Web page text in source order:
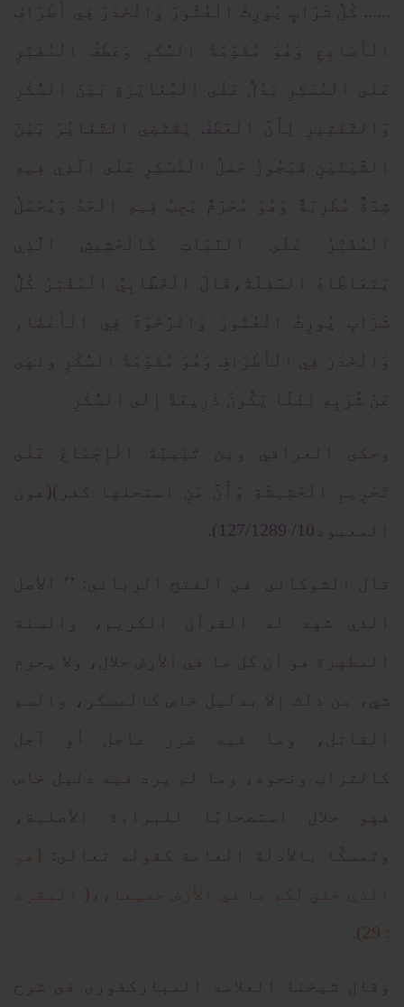
...... كُلُّ شَرَابٍ يُورِثُ الْفُتُورَ وَالْخَدَرَ فِي أَطْرَافِ
الْأَصَابِعِ وَهُوَ مُقَدِّمَةُ السُّكْرِ وَعَطْفُ الْمُفَتِّرِ
عَلَى الْمُسْكِرِ يَدُلُّ عَلَى الْمُغَايَرَةِ بَيْنَ السُّكْرِ
وَالتَّفْتِيرِ لِأَنَّ الْعَطْفَ يَقْتَضِي التَّغَايُرَ بَيْنَ
الشَّيْئَيْنِ فَيَجُوزُ حَمْلُ الْمُسْكِرِ عَلَى الَّذِي فِيهِ
شِدَّةٌ مُطْرِبَةٌ وَهُوَ مُحَرَّمٌ يَجِبُ فِيهِ الْحَدُّ وَيُحْمَلُ
الْمُفَتِّرُ عَلَى النَّبَاتِ كَالْحَشِيشِ الَّذِي
يَتَعَاطَاهُ السَّفِلَةُ،قَالَ الْخَطَّابِيُّ الْمُفْتِرُ كُلُّ
شَرَابٍ يُورِثُ الْفُتُورَ وَالرَّخْوَةَ فِي الْأَعْضَاءِ
وَالْخَدَرَ فِي الْأَطْرَافِ وَهُوَ مُقَدِّمَةُ السُّكْرِ وَنَهَى
عَنْ شُرْبِهِ لِئَلَّا يَكُونَ ذَرِيعَةً إِلَى السُّكْرِ
وحكى العراقي وبن تَيْمِيَّةَ الْإِجْمَاعَ عَلَى
تَحْرِيمِ الْحَشِيشَةِ وَأَنَّ مَنِ استحلها كفر)(عون
المعبود10/ 127/1289).
قال الشوكانى فى الفتح الربانى: ’’ الأصل
الذي شهد له القرآن الكريم، والسنة
المطهرة هو أن كل ما في الأرض حلال، ولا يحرم
شيء من ذلك إلا بدليل خاص كالمسكر، والسم
القاتل، وما فيه ضرر عاجل أو آجل
كالتراب ونحوه، وما لم يرد فيه دليل خاص
فهو حلال استصحابًا للبراءة الأصلية،
وتمسكًا بالأدلة العامة كقوله تعالى: {هو
الذي خلق لكم ما في الأرض جميعا،،( البقره
: 29).
وقال شيخنا العلامه المباركفورى فى شرح